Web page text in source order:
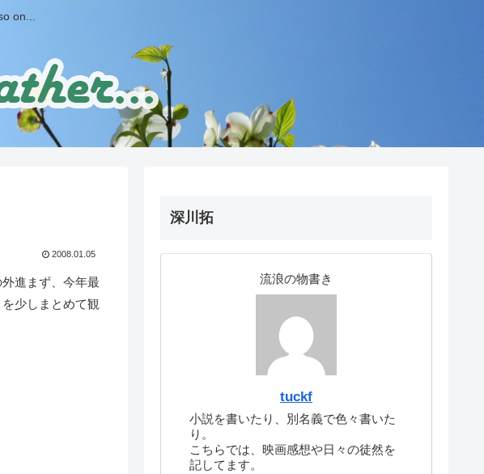
on...
2008.01.05
進まず、今年最
少しまとめて観
深川拓
流浪の物書き
tuckf
小説を書いたり、別名義で色々書いた
り。
こちらでは、映画感想や日々の徒然を
記してます。